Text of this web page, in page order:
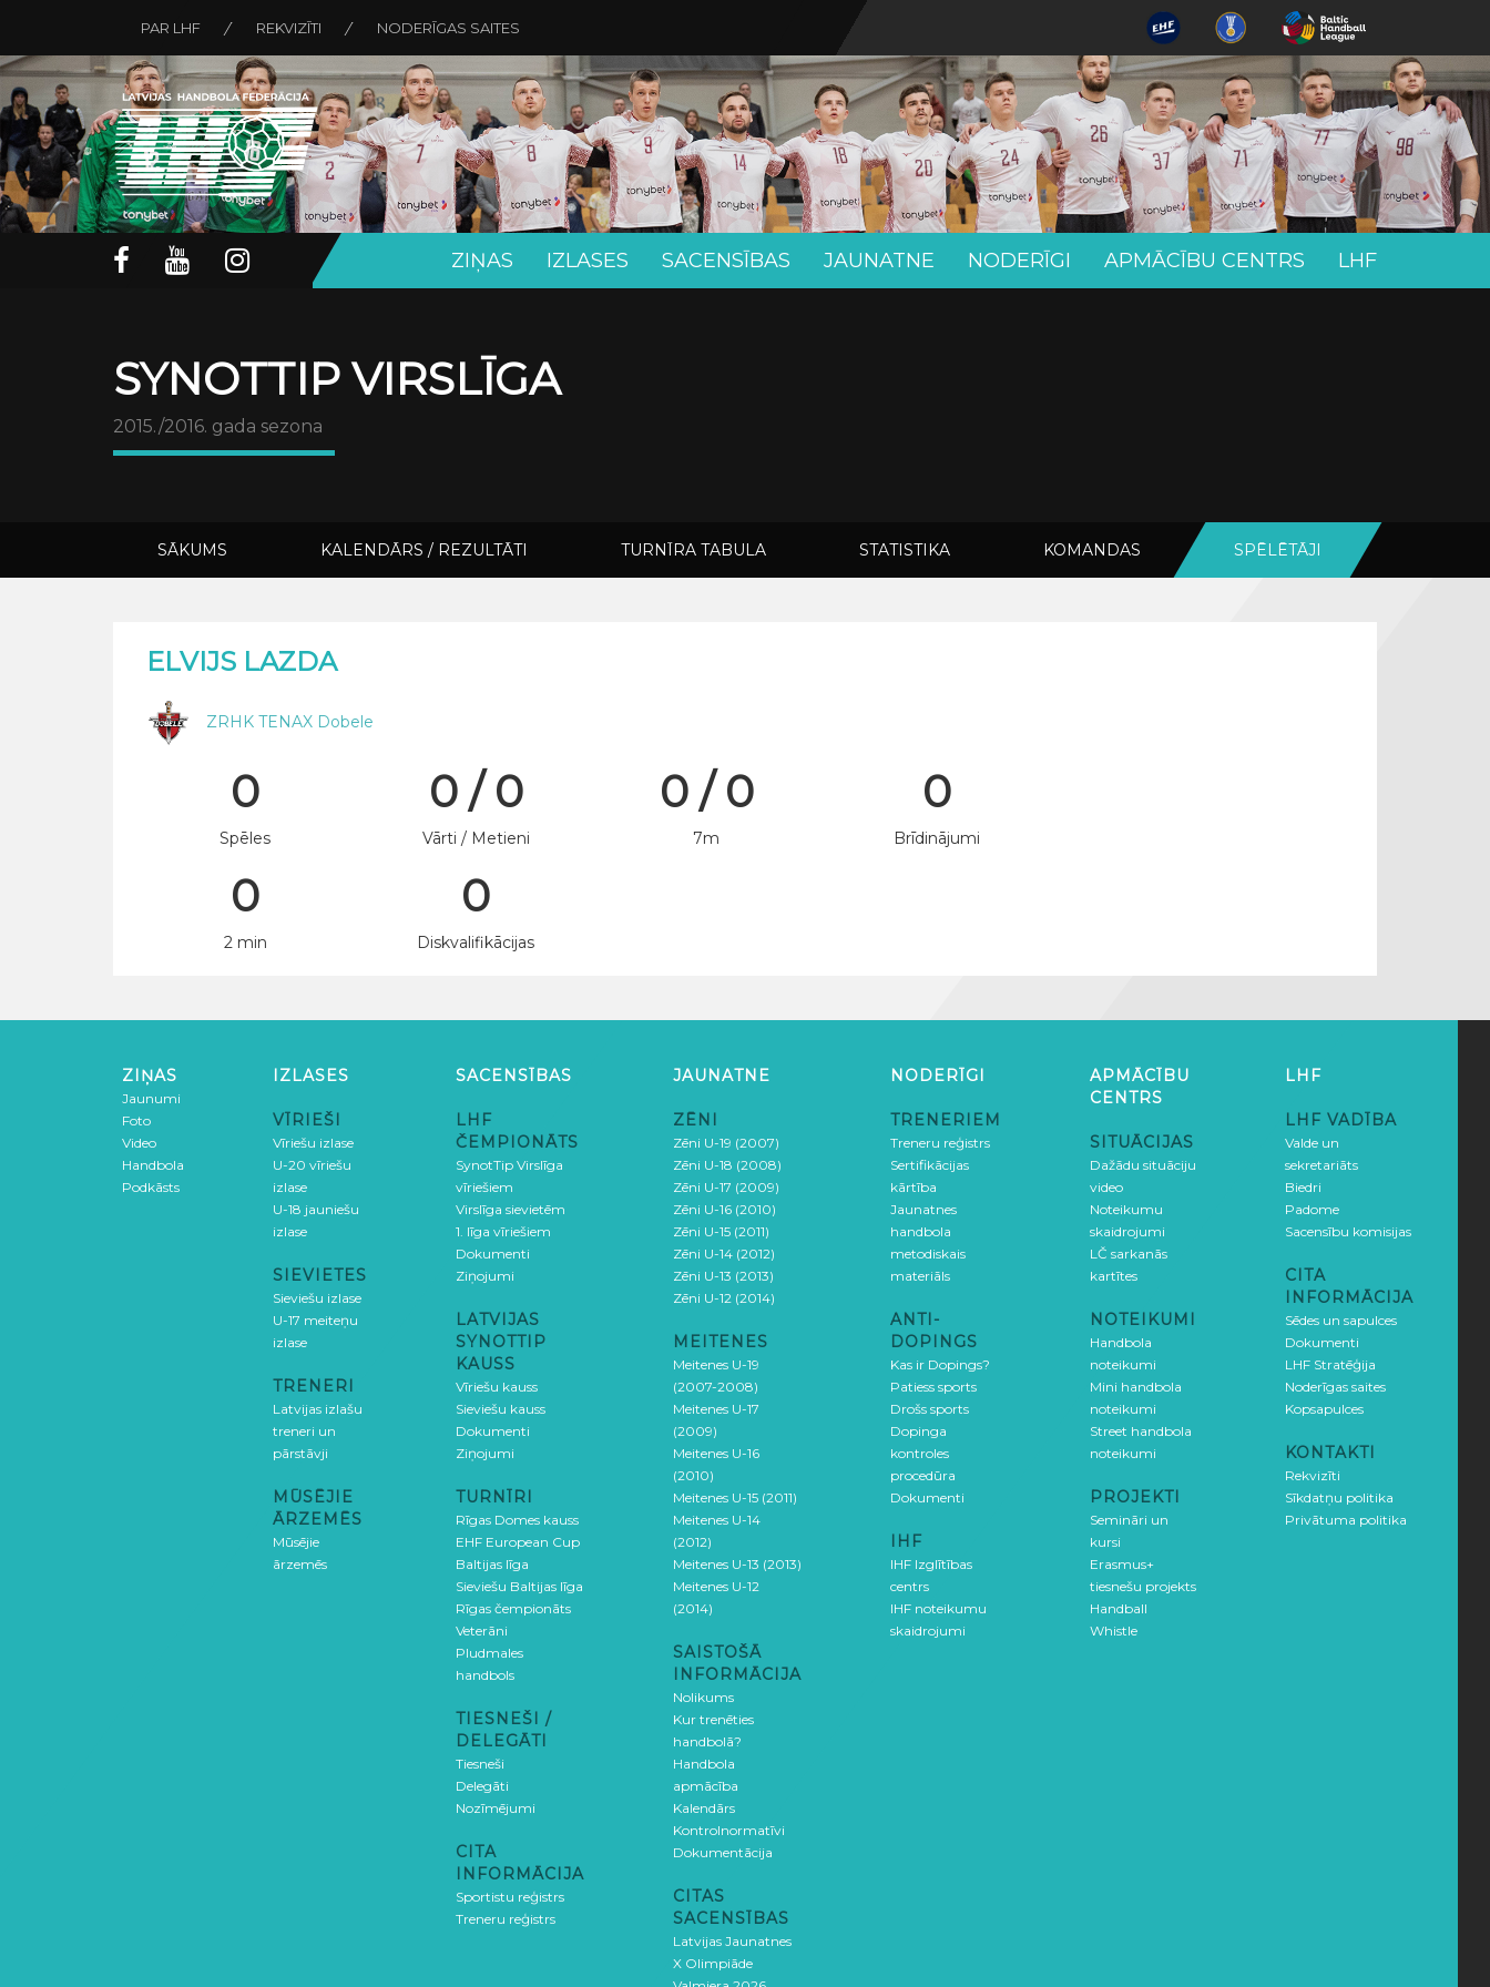
PAR LHF REKVIZĪTI NODERĪGAS SAITES
ZIŅAS IZLASES SACENSĪBAS JAUNATNE NODERĪGI APMĀCĪBU CENTRS LHF
SYNOTTIP VIRSLĪGA
2015./2016. gada sezona
SĀKUMS KALENDĀRS / REZULTĀTI TURNĪRA TABULA STATISTIKA KOMANDAS SPĒLĒTĀJI
ELVIJS LAZDA
ZRHK TENAX Dobele
0
Spēles
0 / 0
Vārti / Metieni
0 / 0
7m
0
Brīdinājumi
0
2 min
0
Diskvalifikācijas
ZIŅAS
Jaunumi
Foto
Video
Handbola
Podkāsts
IZLASES
VĪRIEŠI
Vīriešu izlase
U-20 vīriešu
izlase
U-18 jauniešu
izlase
SIEVIETES
Sieviešu izlase
U-17 meiteņu
izlase
TRENERI
Latvijas izlašu
treneri un
pārstāvji
MŪSĒJIE
ĀRZEMĒS
Mūsējie
ārzemēs
SACENSĪBAS
LHF
ČEMPIONĀTS
SynotTip Virslīga
vīriešiem
Virslīga sievietēm
1. līga vīriešiem
Dokumenti
Ziņojumi
LATVIJAS
SYNOTTIP
KAUSS
Vīriešu kauss
Sieviešu kauss
Dokumenti
Ziņojumi
TURNĪRI
Rīgas Domes kauss
EHF European Cup
Baltijas līga
Sieviešu Baltijas līga
Rīgas čempionāts
Veterāni
Pludmales
handbols
TIESNEŠI /
DELEGĀTI
Tiesneši
Delegāti
Nozīmējumi
CITA
INFORMĀCIJA
Sportistu reģistrs
Treneru reģistrs
JAUNATNE
ZĒNI
Zēni U-19 (2007)
Zēni U-18 (2008)
Zēni U-17 (2009)
Zēni U-16 (2010)
Zēni U-15 (2011)
Zēni U-14 (2012)
Zēni U-13 (2013)
Zēni U-12 (2014)
MEITENES
Meitenes U-19
(2007-2008)
Meitenes U-17
(2009)
Meitenes U-16
(2010)
Meitenes U-15 (2011)
Meitenes U-14
(2012)
Meitenes U-13 (2013)
Meitenes U-12
(2014)
SAISTOŠĀ
INFORMĀCIJA
Nolikums
Kur trenēties
handbolā?
Handbola
apmācība
Kalendārs
Kontrolnormatīvi
Dokumentācija
CITAS
SACENSĪBAS
Latvijas Jaunatnes
X Olimpiāde
NODERĪGI
TRENERIEM
Treneru reģistrs
Sertifikācijas
kārtība
Jaunatnes
handbola
metodiskais
materiāls
ANTI-
DOPINGS
Kas ir Dopings?
Patiess sports
Drošs sports
Dopinga
kontroles
procedūra
Dokumenti
IHF
IHF Izglītības
centrs
IHF noteikumu
skaidrojumi
APMĀCĪBU
CENTRS
SITUĀCIJAS
Dažādu situāciju
video
Noteikumu
skaidrojumi
LČ sarkanās
kartītes
NOTEIKUMI
Handbola
noteikumi
Mini handbola
noteikumi
Street handbola
noteikumi
PROJEKTI
Semināri un
kursi
Erasmus+
tiesnešu projekts
Handball
Whistle
LHF
LHF VADĪBA
Valde un
sekretariāts
Biedri
Padome
Sacensību komisijas
CITA
INFORMĀCIJA
Sēdes un sapulces
Dokumenti
LHF Stratēģija
Noderīgas saites
Kopsapulces
KONTAKTI
Rekvizīti
Sīkdatņu politika
Privātuma politika